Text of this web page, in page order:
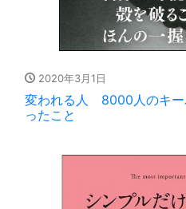
2020年3月1日
変われる人 8000人のキー
ったこと